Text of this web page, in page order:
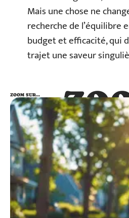
Mais une chose ne
recherche de l’équilibre
budget et efficacité, qui
trajet une saveur
ZOOM SUR…